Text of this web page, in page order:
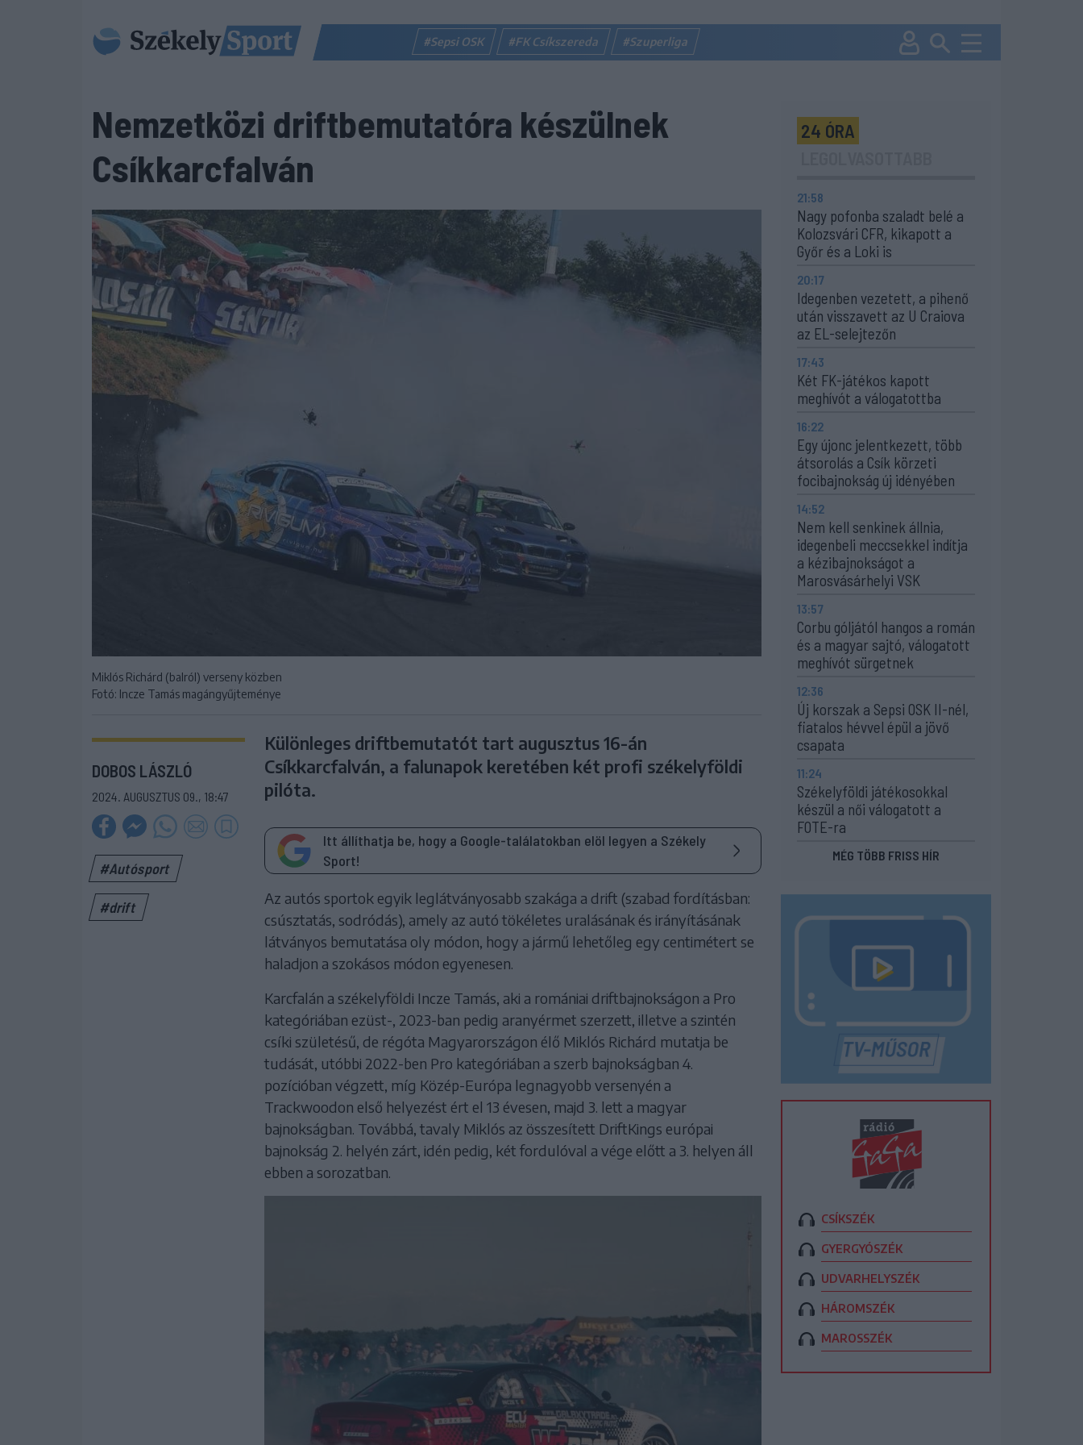
#Sepsi OSK #FK Csíkszereda #Szuperliga
Nemzetközi driftbemutatóra készülnek
Csíkkarcfalván
Miklós Richárd (balról) verseny közben
Fotó: Incze Tamás magángyűjteménye
DOBOS LÁSZLÓ
2024. AUGUSZTUS 09., 18:47
#Autósport
#drift
Különleges driftbemutatót tart augusztus 16-án
Csíkkarcfalván, a falunapok keretében két profi székelyföldi
pilóta.
Itt állíthatja be, hogy a Google-találatokban elöl legyen a Székely
Sport!
Az autós sportok egyik leglátványosabb szakága a drift (szabad fordításban:
csúsztatás, sodródás), amely az autó tökéletes uralásának és irányításának
látványos bemutatása oly módon, hogy a jármű lehetőleg egy centimétert se
haladjon a szokásos módon egyenesen.
Karcfalán a székelyföldi Incze Tamás, aki a romániai driftbajnokságon a Pro
kategóriában ezüst-, 2023-ban pedig aranyérmet szerzett, illetve a szintén
csíki születésű, de régóta Magyarországon élő Miklós Richárd mutatja be
tudását, utóbbi 2022-ben Pro kategóriában a szerb bajnokságban 4.
pozícióban végzett, míg Közép-Európa legnagyobb versenyén a
Trackwoodon első helyezést ért el 13 évesen, majd 3. lett a magyar
bajnokságban. Továbbá, tavaly Miklós az összesített DriftKings európai
bajnokság 2. helyén zárt, idén pedig, két fordulóval a vége előtt a 3. helyen áll
ebben a sorozatban.
24 ÓRA
21:58
Nagy pofonba szaladt belé a
Kolozsvári CFR, kikapott a
Győr és a Loki is
20:17
Idegenben vezetett, a pihenő
után visszavett az U Craiova
az EL-selejtezőn
17:43
Két FK-játékos kapott
meghívót a válogatottba
16:22
Egy újonc jelentkezett, több
átsorolás a Csík körzeti
focibajnokság új idényében
14:52
Nem kell senkinek állnia,
idegenbeli meccsekkel indítja
a kézibajnokságot a
Marosvásárhelyi VSK
13:57
Corbu góljától hangos a román
és a magyar sajtó, válogatott
meghívót sürgetnek
12:36
Új korszak a Sepsi OSK II-nél,
fiatalos hévvel épül a jövő
csapata
11:24
Székelyföldi játékosokkal
készül a női válogatott a
FOTE-ra
MÉG TÖBB FRISS HÍR
CSÍKSZÉK
GYERGYÓSZÉK
UDVARHELYSZÉK
HÁROMSZÉK
MAROSSZÉK